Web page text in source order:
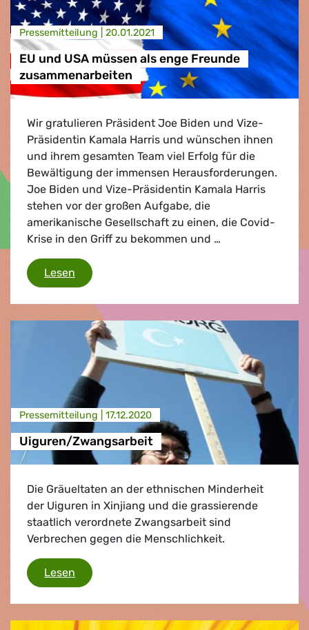
Presse­mitteilung | 20.01.2021
EU und USA müssen als enge Freunde
zusammenarbeiten
Wir gratulieren Präsident Joe Biden und Vize-
Präsidentin Kamala Harris und wünschen ihnen
und ihrem gesamten Team viel Erfolg für die
Bewältigung der immensen Herausforderungen.
Joe Biden und Vize-Präsidentin Kamala Harris
stehen vor der großen Aufgabe, die
amerikanische Gesellschaft zu einen, die Covid-
Krise in den Griff zu bekommen und …
Lesen EU und USA müssen als enge Freunde
Presse­mitteilung | 17.12.2020
Uiguren/Zwangsarbeit
Die Gräueltaten an der ethnischen Minderheit
der Uiguren in Xinjiang und die grassierende
staatlich verordnete Zwangsarbeit sind
Verbrechen gegen die Menschlichkeit.
Lesen Uiguren/Zwangsarbeit